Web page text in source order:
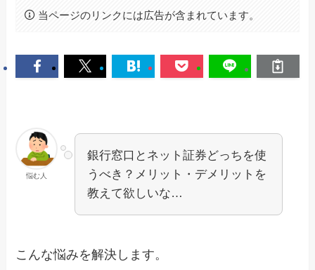
当ページのリンクには広告が含まれています。
悩む人
銀行窓口とネット証券どっちを使
うべき？メリット・デメリットを
教えて欲しいな…
こんな悩みを解決します。